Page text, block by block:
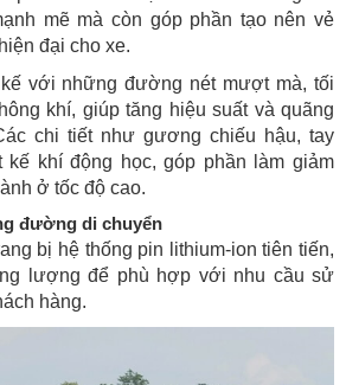
mẽ mà còn góp phần tạo nên vẻ
đại cho xe.
với những đường nét mượt mà, tối
khí, giúp tăng hiệu suất và quãng
chi tiết như gương chiếu hậu, tay
khí động học, góp phần làm giảm
ở tốc độ cao.
đường di chuyển
bị hệ thống pin lithium-ion tiên tiến,
lượng để phù hợp với nhu cầu sử
hàng.